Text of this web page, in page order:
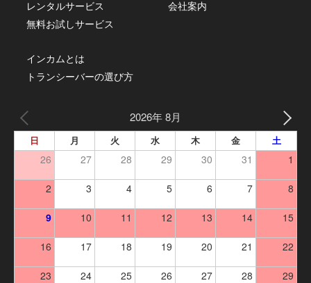
レンタルサービス
無料お試しサービス
会社案内
インカムとは
トランシーバーの選び方
2026年 8月
日 月 火 水 木 金 土
26 27 28 29 30 31 1
2 3 4 5 6 7 8
9 10 11 12 13 14 15
16 17 18 19 20 21 22
23 24 25 26 27 28 29